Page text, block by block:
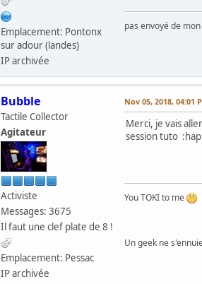
Emplacement: Pontonx
sur adour (landes)
IP archivée
pas envoyé de
Bubble
Tactile Collector
Agitateur
Activiste
Messages: 3675
Il faut une clef plate de 8 !
Emplacement: Pessac
IP archivée
Nov 05, 2018, 04:01
Merci, je vais
session tuto
You TOKI to me
Un geek ne